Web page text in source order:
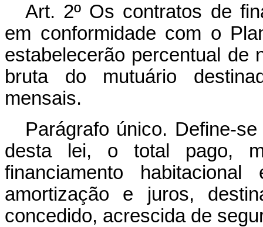
Art. 2º Os contratos de
em conformidade com o
estabelecerão percentual de
bruta do mutuário
mensais.
Parágrafo único. Define-
desta lei, o total pago,
financiamento
amortização e juros,
concedido, acrescida de